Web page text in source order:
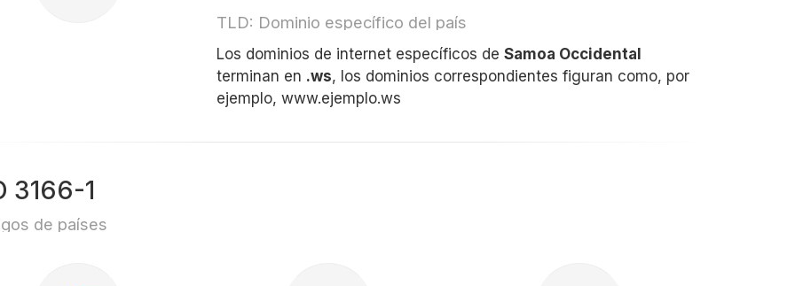
TLD: Dominio específico del país
Los dominios de internet específicos de Samoa Occidental
terminan en .ws, los dominios correspondientes figuran como, por
ejemplo, www.ejemplo.ws
3166-1
de países